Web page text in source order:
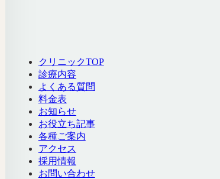
クリニックTOP
診療内容
よくある質問
料金表
お知らせ
お役立ち記事
各種ご案内
アクセス
採用情報
お問い合わせ